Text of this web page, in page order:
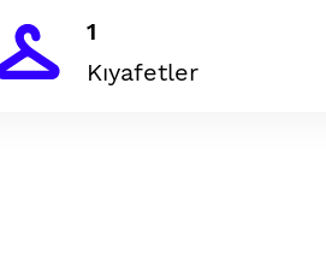
1
Kıyafetler